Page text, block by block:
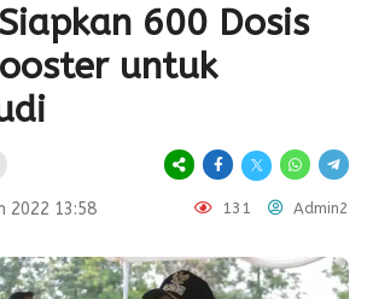
600 Dosis
untuk
2022 13:58 131 Admin2